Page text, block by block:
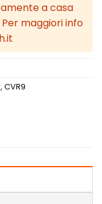
a casa
maggiori info
, CVR9